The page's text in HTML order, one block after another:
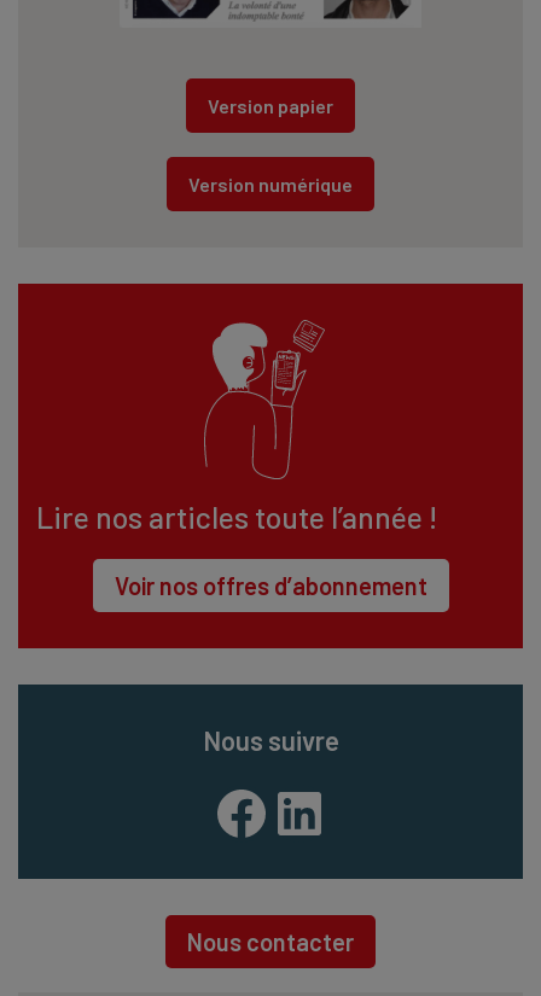
Version papier
Version numérique
Lire nos articles toute l’année !
Voir nos offres d’abonnement
Nous suivre
Facebook LinkedIn
Nous contacter